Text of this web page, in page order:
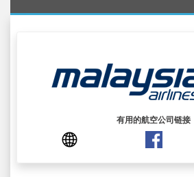
有用的航空公司链接